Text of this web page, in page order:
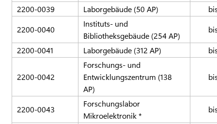
2200-0039 Laborgebäude (50 AP)
2200-0040
Instituts- und
Bibliotheksgebäude (254 AP)
2200-0041 Laborgebäude (312 AP)
2200-0042
Forschungs- und
Entwicklungszentrum (138
AP)
2200-0043
Forschungslabor
Mikroelektronik *